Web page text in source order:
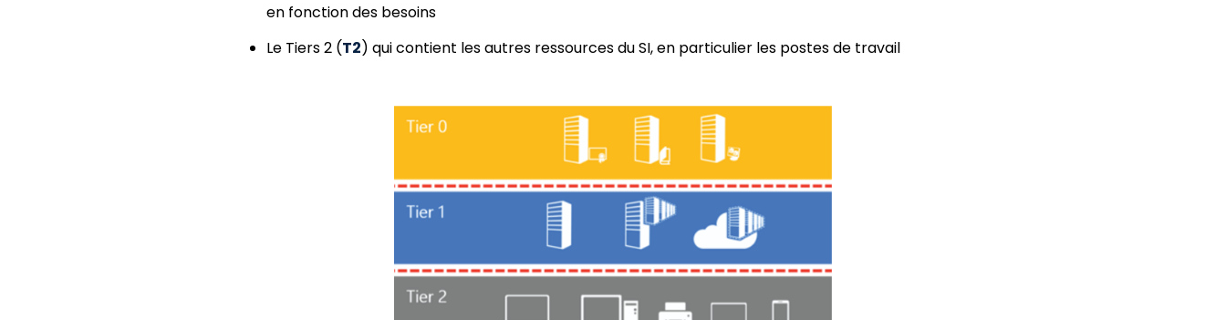
en fonction des besoins
Le Tiers 2 (T2) qui contient les autres ressources du SI, en particulier les postes de travail